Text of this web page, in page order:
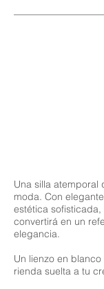
Una silla atemporal
moda. Con
estética sofisticada,
convertirá en un
elegancia.
Un lienzo en
rienda suelta a tu